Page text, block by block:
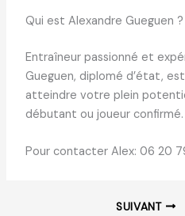
Qui est Alexandre Gueguen ?
Entraîneur passionné et
Gueguen, diplomé d’état,
atteindre votre plein
débutant ou joueur confirmé.
Pour contacter Alex: 06 20
SUIVANT